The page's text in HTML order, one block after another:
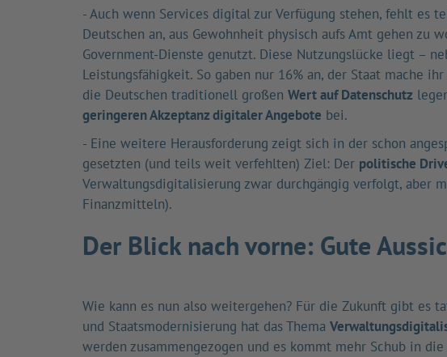
- Auch wenn Services digital zur Verfügung stehen, fehlt es
Deutschen an, aus Gewohnheit physisch aufs Amt gehen
Government-Dienste genutzt. Diese Nutzungslücke liegt –
Leistungsfähigkeit. So gaben nur 16% an, der Staat mache
die Deutschen traditionell großen Wert auf Datenschutz
geringeren Akzeptanz digitaler Angebote bei.
- Eine weitere Herausforderung zeigt sich in der schon
gesetzten (und teils weit verfehlten) Ziel: Der politische
Verwaltungsdigitalisierung zwar durchgängig verfolgt, aber
Finanzmitteln).
Der Blick nach vorne: Gute
Wie kann es nun also weitergehen? Für die Zukunft gibt es
und Staatsmodernisierung hat das Thema
werden zusammengezogen und es kommt mehr Schub in